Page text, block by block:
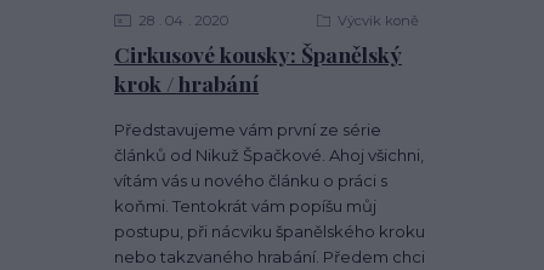
Cirkusové kousky: Španělský
krok / hrabání
28 04 2020 Výcvik koně
Představujeme vám první ze série
článků od Nikuž Špačkové. Ahoj všichni,
vítám vás u nového článku o práci s
koňmi. Tentokrát vám popíšu můj
postupu, při nácviku španělského kroku
nebo takzvaného hrabání. Předem chci